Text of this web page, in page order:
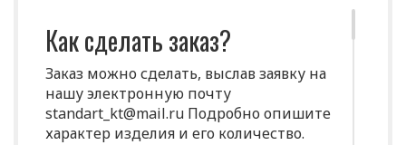
Как сделать заказ?
Заказ можно сделать, выслав заявку на
нашу электронную почту
standart_kt@mail.ru Подробно опишите
характер изделия и его количество.